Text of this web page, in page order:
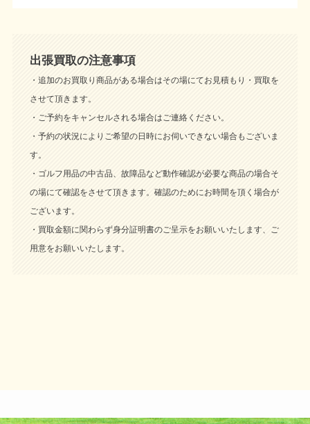
出張買取の注意事項
・追加のお買取り商品がある場合はその場にてお見積もり・買取を
させて頂きます。
・ご予約をキャンセルされる場合はご連絡ください。
・予約の状況によりご希望の日時にお伺いできない場合もございま
す。
・ゴルフ用品の中古品、故障品など動作確認が必要な商品の場合そ
の場にて確認をさせて頂きます。確認のためにお時間を頂く場合が
ございます。
・買取金額に関わらず身分証明書のご呈示をお願いいたします、ご
用意をお願いいたします。